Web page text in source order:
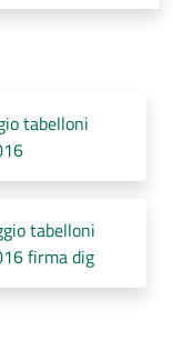
tabelloni
tabelloni
firma dig